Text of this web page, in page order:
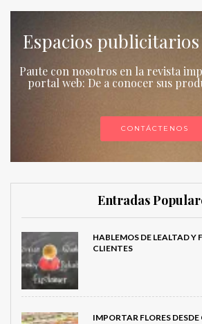
Espacios
Paute con nosotros en la revista
portal web: De a conocer sus
CONTÁCTENOS
Entradas
HABLEMOS DE LEALTAD Y
CLIENTES
IMPORTAR FLORES